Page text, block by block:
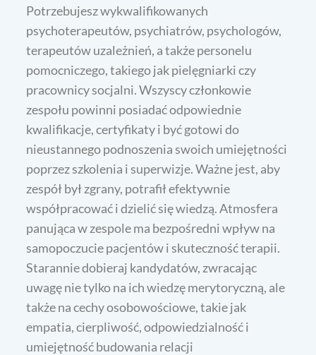
Potrzebujesz wykwalifikowanych
psychoterapeutów, psychiatrów, psychologów,
terapeutów uzależnień, a także personelu
pomocniczego, takiego jak pielęgniarki czy
pracownicy socjalni. Wszyscy członkowie
zespołu powinni posiadać odpowiednie
kwalifikacje, certyfikaty i być gotowi do
nieustannego podnoszenia swoich umiejętności
poprzez szkolenia i superwizje. Ważne jest, aby
zespół był zgrany, potrafił efektywnie
współpracować i dzielić się wiedzą. Atmosfera
panująca w zespole ma bezpośredni wpływ na
samopoczucie pacjentów i skuteczność terapii.
Starannie dobieraj kandydatów, zwracając
uwagę nie tylko na ich wiedzę merytoryczną, ale
także na cechy osobowościowe, takie jak
empatia, cierpliwość, odpowiedzialność i
umiejętność budowania relacji